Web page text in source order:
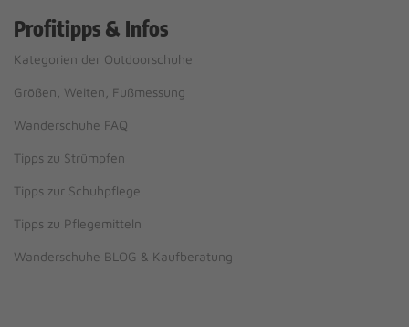
Profitipps & Infos
Kategorien der Outdoorschuhe
Größen, Weiten, Fußmessung
Wanderschuhe FAQ
Tipps zu Strümpfen
Tipps zur Schuhpflege
Tipps zu Pflegemitteln
Wanderschuhe BLOG & Kaufberatung